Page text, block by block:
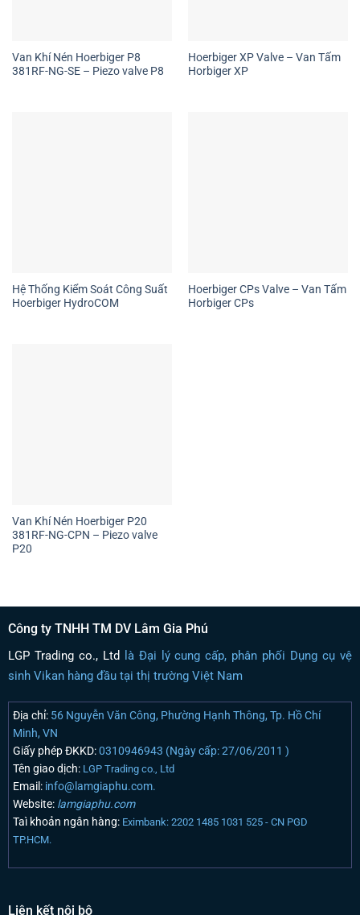
Van Khí Nén Hoerbiger P8
381RF-NG-SE – Piezo valve P8
Hoerbiger XP Valve – Van Tấm
Horbiger XP
Hệ Thống Kiểm Soát Công Suất
Hoerbiger HydroCOM
Hoerbiger CPs Valve – Van Tấm
Horbiger CPs
Van Khí Nén Hoerbiger P20
381RF-NG-CPN – Piezo valve
P20
Công ty TNHH TM DV Lâm Gia Phú
LGP Trading co., Ltd là Đại lý cung cấp, phân phối Dụng cụ vệ
sinh Vikan hàng đầu tại thị trường Việt Nam
Địa chỉ:56 Nguyễn Văn Công, Phường Hạnh Thông, Tp. Hồ Chí
Minh, VN
Giấy phép ĐKKD:0310946943 (Ngày cấp: 27/06/2011 )
Tên giao dịch: LGP Trading co., Ltd
Email:info@lamgiaphu.com.
Website:lamgiaphu.com
Taì khoản ngân hàng: Eximbank: 2202 1485 1031 525 - CN PGD
TP.HCM.
Liên kết nội bộ